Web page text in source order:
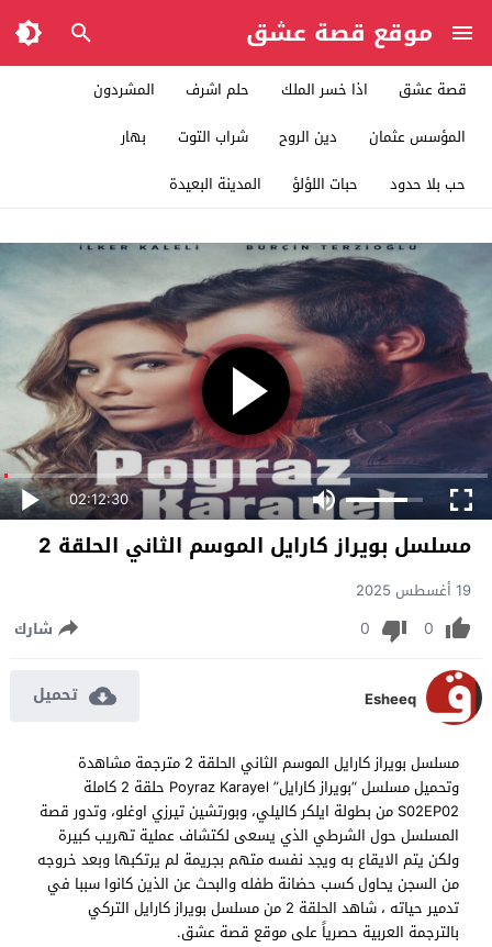
موقع قصة عشق
قصة عشق اذا خسر الملك حلم اشرف
المشردون
المؤسس عثمان
دين الروح شراب التوت
بهار
حب بلا حدود
حبات اللؤلؤ المدينة البعيدة
02:12:30
مسلسل بويراز كارايل الموسم الثاني الحلقة 2
19 أغسطس 2025
0
0 شارك
Esheeq تحميل
مسلسل بويراز كارايل الموسم الثاني الحلقة 2 مترجمة مشاهدة
وتحميل مسلسل “بويراز كارايل” Poyraz Karayel حلقة 2 كاملة
S02EP02 من بطولة ايلكر كاليلي، وبورتشين تيرزي اوغلو، وتدور قصة
المسلسل حول الشرطي الذي يسعى لكتشاف عملية تهريب كبيرة
ولكن يتم الايقاع به ويجد نفسه متهم بجريمة لم يرتكبها وبعد خروجه
من السجن يحاول كسب حضانة طفله والبحث عن الذين كانوا سببا في
تدمير حياته ، شاهد الحلقة 2 من مسلسل بويراز كارايل التركي
بالترجمة العربية حصرياً على موقع قصة عشق.